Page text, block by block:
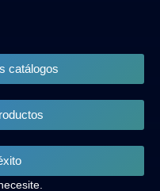
catálogos